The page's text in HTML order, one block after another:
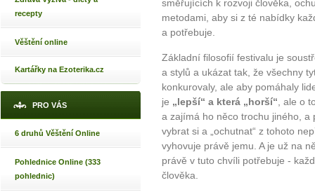
recepty
Věštění online
Kartářky na Ezoterika.cz
PRO VÁS
6 druhů Věštění Online
Pohlednice Online (333
pohlednic)
směřujících k rozvoji člověka,
metodami, aby si z té nabídky
a potřebuje.
Základní filosofií festivalu je
a stylů a ukázat tak, že všechny
konkurovaly, ale aby pomáhaly
je „lepší“ a která „horší“, ale o
a zajímá ho něco trochu jiného,
vybrat si a „ochutnat“ z tohoto
vyhovuje právě jemu. A je už na
právě v tuto chvíli potřebuje -
člověka.